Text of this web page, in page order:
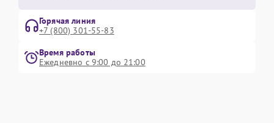
Горячая линия
+7 (800) 301-55-83
Время работы
Ежедневно с 9:00 до 21:00